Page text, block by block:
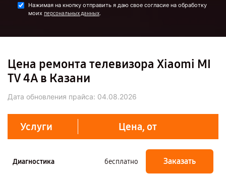
Нажимая на кнопку отправить я даю свое согласие на обработку
моих персональных данных.
Цена ремонта телевизора Xiaomi MI
TV 4A в Казани
Дата обновления прайса: 04.08.2026
Услуги Цена, от
Диагностика бесплатно Заказать